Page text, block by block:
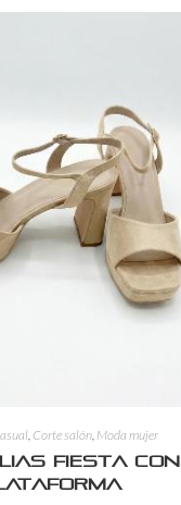
Corte salón Moda mujer
Fiesta con